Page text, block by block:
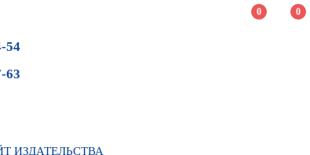
0 0
54
63
ИЗДАТЕЛЬСТВА